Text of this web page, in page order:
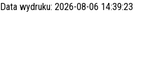
Data wydruku: 2026-08-06 14:39:23